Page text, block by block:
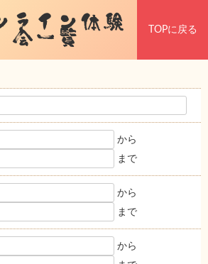
ライン体験
会一覧 TOPに戻る
から
まで
から
まで
から